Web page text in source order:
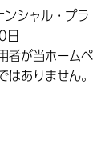
シャル・プラ
日
者が当ホームペ
ありません。